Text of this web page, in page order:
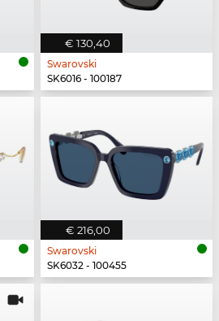
€ 130,40
Swarovski
SK6016 - 100187
€ 216,00
Swarovski
SK6032 - 100455